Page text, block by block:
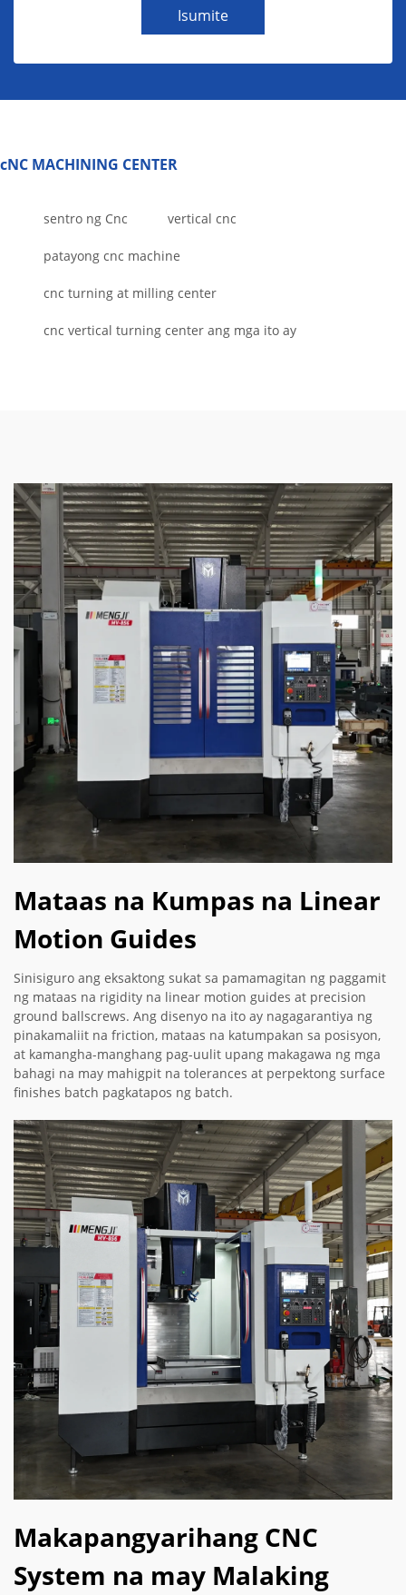
Isumite
cNC MACHINING CENTER
sentro ng Cnc vertical cnc
patayong cnc machine
cnc turning at milling center
cnc vertical turning center ang mga ito ay
Mataas na Kumpas na Linear
Motion Guides
Sinisiguro ang eksaktong sukat sa pamamagitan ng paggamit
ng mataas na rigidity na linear motion guides at precision
ground ballscrews. Ang disenyo na ito ay nagagarantiya ng
pinakamaliit na friction, mataas na katumpakan sa posisyon,
at kamangha-manghang pag-uulit upang makagawa ng mga
bahagi na may mahigpit na tolerances at perpektong surface
finishes batch pagkatapos ng batch.
Makapangyarihang CNC
System na may Malaking